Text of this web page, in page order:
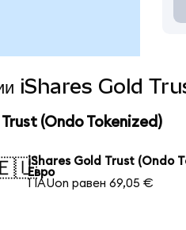
iShares Gold
(Ondo Tokenized)
iShares Gold Trust (Ondo
Евро
1 IAUon равен 69,05 €